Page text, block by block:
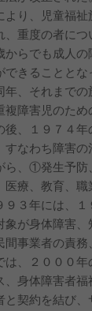
より、児童福
、重度の者に
からでも成人
できることとな
年、それまで
複障害児のた
、１９７４年
すなわち障害
ら、①発生予
医療、教育、職
３年には、１
象が身体障害
間事業者の責務
は、２０００
、身体障害者
と契約を結び